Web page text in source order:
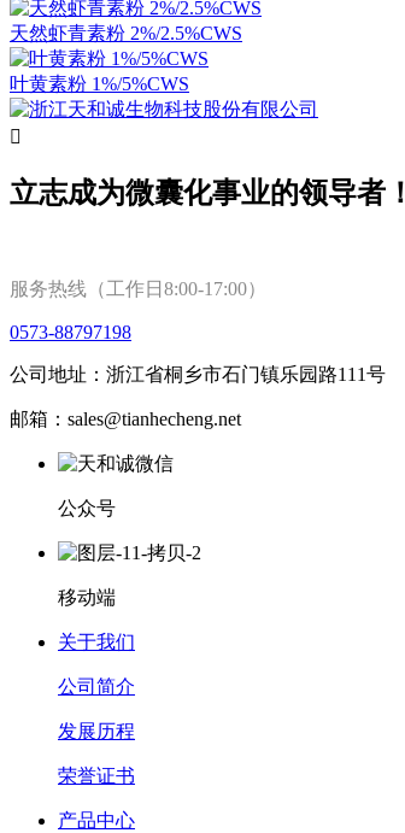
天然虾青素粉 2%/2.5%CWS
叶黄素粉 1%/5%CWS

立志成为微囊化事业的领导者！
服务热线（工作日8:00-17:00）
0573-88797198
公司地址：浙江省桐乡市石门镇乐园路111号
邮箱：sales@tianhecheng.net
公众号
移动端
关于我们
公司简介
发展历程
荣誉证书
产品中心